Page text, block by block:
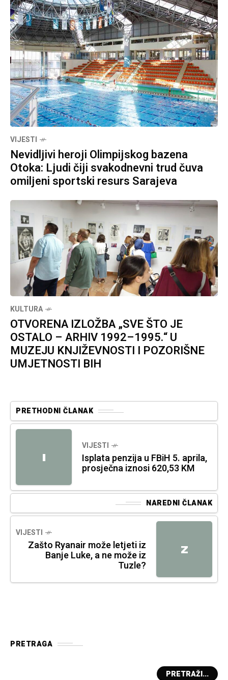
VIJESTI
Nevidljivi heroji Olimpijskog bazena
Otoka: Ljudi čiji svakodnevni trud čuva
omiljeni sportski resurs Sarajeva
KULTURA
OTVORENA IZLOŽBA „SVE ŠTO JE
OSTALO – ARHIV 1992–1995.“ U
MUZEJU KNJIŽEVNOSTI I POZORIŠNE
UMJETNOSTI BIH
PRETHODNI ČLANAK
I
VIJESTI
Isplata penzija u FBiH 5. aprila,
prosječna iznosi 620,53 KM
NAREDNI ČLANAK
Z
VIJESTI
Zašto Ryanair može letjeti iz
Banje Luke, a ne može iz
Tuzle?
PRETRAGA
PRETRAŽI...